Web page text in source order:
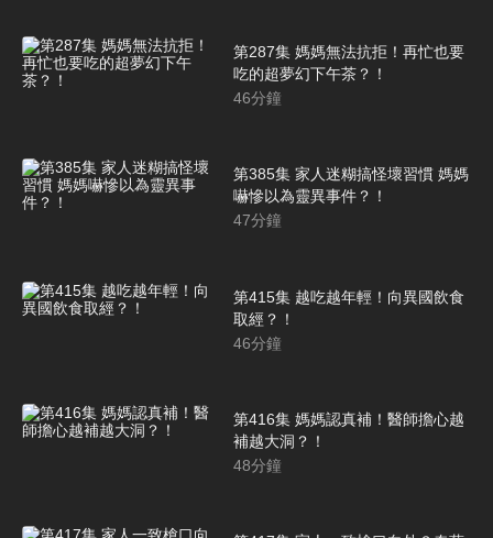
第287集 媽媽無法抗拒！再忙也要
吃的超夢幻下午茶？！
46分鐘
第385集 家人迷糊搞怪壞習慣 媽媽
嚇慘以為靈異事件？！
47分鐘
第415集 越吃越年輕！向異國飲食
取經？！
46分鐘
第416集 媽媽認真補！醫師擔心越
補越大洞？！
48分鐘